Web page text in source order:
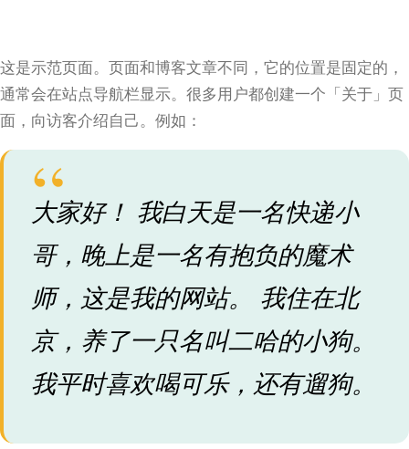
这是示范页面。页面和博客文章不同，它的位置是固定的，
通常会在站点导航栏显示。很多用户都创建一个「关于」页
面，向访客介绍自己。例如：
大家好！ 我白天是一名快递小
哥，晚上是一名有抱负的魔术
师，这是我的网站。 我住在北
京，养了一只名叫二哈的小狗。
我平时喜欢喝可乐，还有遛狗。